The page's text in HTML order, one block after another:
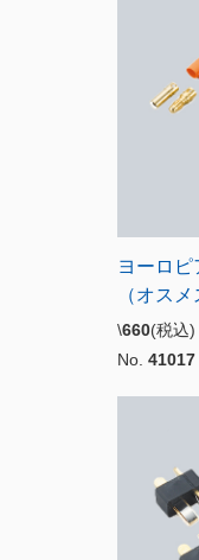
ヨーロピ
（オス
\660(税込)
No. 41017